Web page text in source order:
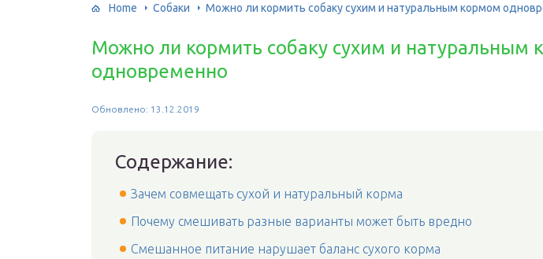
Home Собаки Можно ли кормить собаку сухим и натуральным кормом
Можно ли кормить собаку сухим и натуральным
одновременно
Обновлено: 13.12.2019
Содержание:
Зачем совмещать сухой и натуральный корма
Почему смешивать разные варианты может быть вредно
Смешанное питание нарушает баланс сухого корма